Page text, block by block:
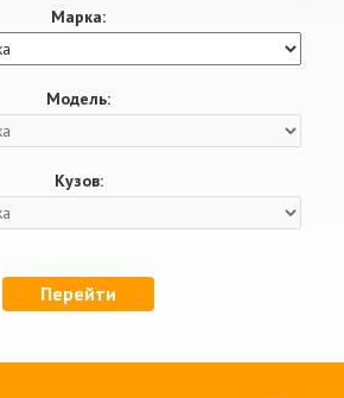
Марка:
Модель:
Кузов:
Перейти